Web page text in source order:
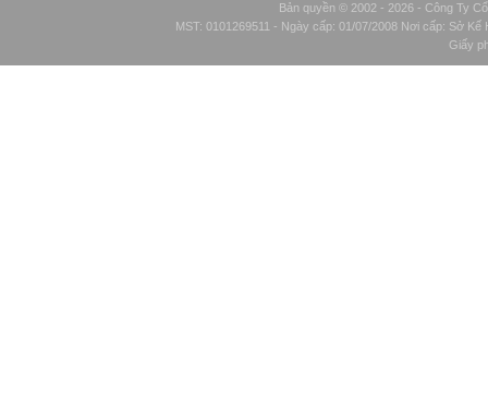
Bản quyền © 2002 - 2026 - Công Ty
MST: 0101269511 - Ngày cấp: 01/07/2008 Nơi cấp: Sở
Giấy